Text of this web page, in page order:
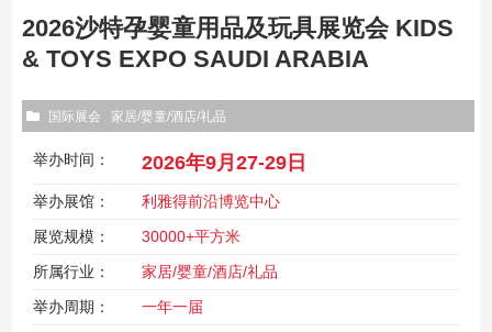
2026沙特孕婴童用品及玩具展览会 KIDS
& TOYS EXPO SAUDI ARABIA
国际展会 家居/婴童/酒店/礼品
举办时间： 2026年9月27-29日
举办展馆：
利雅得前沿博览中心
展览规模：
30000+平方米
所属行业：
家居/婴童/酒店/礼品
举办周期：
一年一届